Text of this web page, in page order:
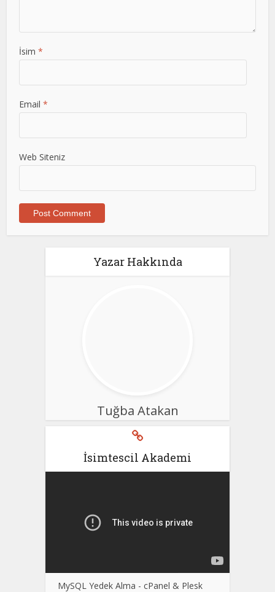
İsim *
Email *
Web Siteniz
Yazar Hakkında
Tuğba Atakan
İsimtescil Akademi
MySQL Yedek Alma - cPanel & Plesk